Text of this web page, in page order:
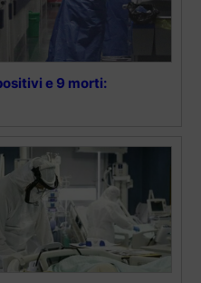
e 9 morti: